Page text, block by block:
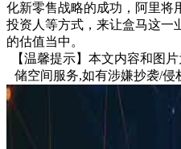
化新零售战略的成功，阿里将
投资人等方式，来让盒马这一
的估值当中。
【温馨提示】本文内容和图
储空间服务,如有涉嫌抄袭/侵